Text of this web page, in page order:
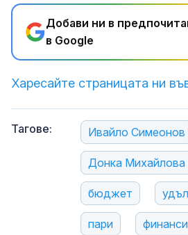
Добави ни в
в Google
Харесайте страницата ни
Тагове: Ивайло Симеонов
Донка Михайлова
бюджет
пари финанси